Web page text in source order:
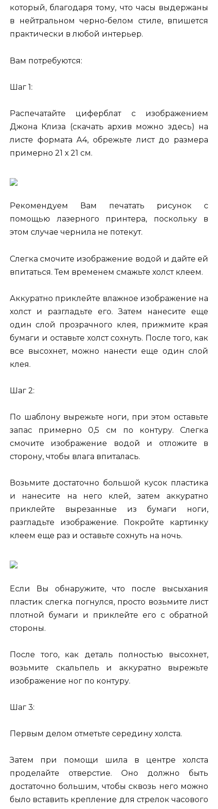
который, благодаря тому, что часы выдержаны
в нейтральном черно-белом стиле, впишется
практически в любой интерьер.
Вам потребуются:
Шаг 1:
Распечатайте циферблат с изображением
Джона Клиза (скачать архив можно здесь) на
листе формата А4, обрежьте лист до размера
примерно 21 х 21 см.
Рекомендуем Вам печатать рисунок с
помощью лазерного принтера, поскольку в
этом случае чернила не потекут.
Слегка смочите изображение водой и дайте ей
впитаться. Тем временем смажьте холст клеем.
Аккуратно приклейте влажное изображение на
холст и разгладьте его. Затем нанесите еще
один слой прозрачного клея, прижмите края
бумаги и оставьте холст сохнуть. После того, как
все высохнет, можно нанести еще один слой
клея.
Шаг 2:
По шаблону вырежьте ноги, при этом оставьте
запас примерно 0,5 см по контуру. Слегка
смочите изображение водой и отложите в
сторону, чтобы влага впиталась.
Возьмите достаточно большой кусок пластика
и нанесите на него клей, затем аккуратно
приклейте вырезанные из бумаги ноги,
разгладьте изображение. Покройте картинку
клеем еще раз и оставьте сохнуть на ночь.
Если Вы обнаружите, что после высыхания
пластик слегка погнулся, просто возьмите лист
плотной бумаги и приклейте его с обратной
стороны.
После того, как деталь полностью высохнет,
возьмите скальпель и аккуратно вырежьте
изображение ног по контуру.
Шаг 3:
Первым делом отметьте середину холста.
Затем при помощи шила в центре холста
проделайте отверстие. Оно должно быть
достаточно большим, чтобы сквозь него можно
было вставить крепление для стрелок часового